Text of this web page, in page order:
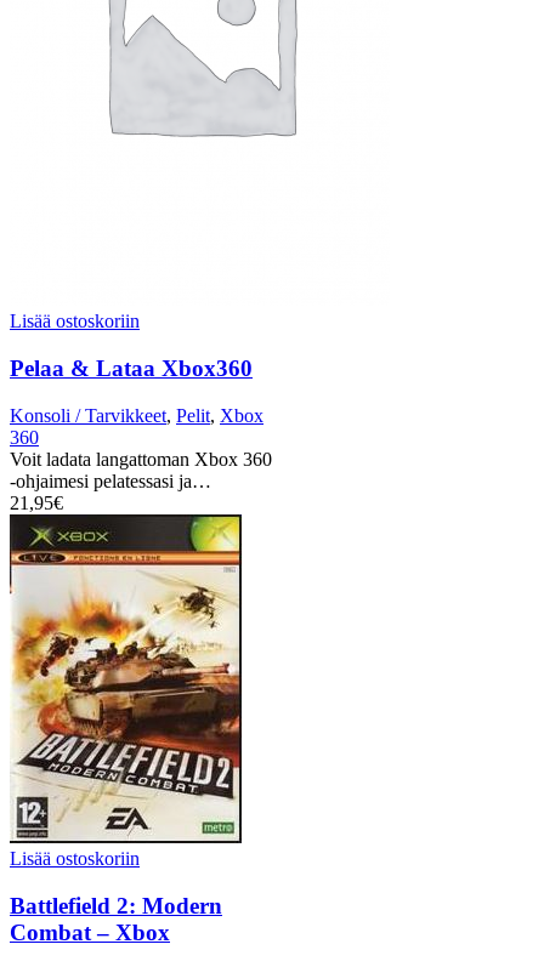
Lisää ostoskoriin
Pelaa & Lataa Xbox360
Konsoli / Tarvikkeet, Pelit, Xbox
360
Voit ladata langattoman Xbox 360
-ohjaimesi pelatessasi ja…
21,95€
Lisää ostoskoriin
Battlefield 2: Modern
Combat – Xbox